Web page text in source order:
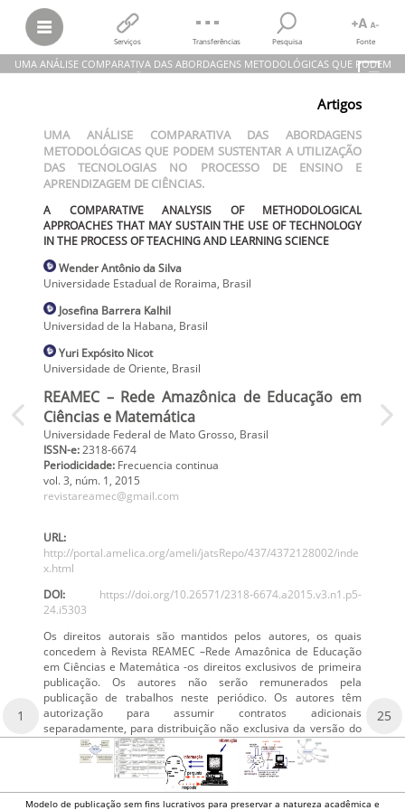
Serviços Transferências Pesquisa Fonte
UMA ANÁLISE COMPARATIVA DAS ABORDAGENS METODOLÓGICAS QUE PODEM
SUSTENTAR A UTILIZAÇÃO DAS TECNOLOGIAS NO PROCESSO DE ENSINO E
Wender Antônio da Silva; Josefina Barrera Kalhil; Yuri Expósito Nicot
UMA ANÁLISE COMPARATIVA DAS ABORDAGENS METODOLÓGICAS
QUE PODEM SUSTENTAR A UTILIZAÇÃO DAS TECNOLOGIAS NO
PROCESSO DE ENSINO E APRENDIZAGEM DE CIÊNCIAS.
A COMPARATIVE ANALYSIS OF METHODOLOGICAL APPROACHES
THAT MAY SUSTAIN THE USE OF TECHNOLOGY IN THE PROCESS OF
TEACHING AND LEARNING SCIENCE
REAMEC – Rede Amazônica de Educação em Ciências e Matemática,
vol.3, núm. 1, 2015
Universidade Federal de Mato Grosso
Artigos
UMA ANÁLISE COMPARATIVA DAS ABORDAGENS
METODOLÓGICAS QUE PODEM SUSTENTAR A UTILIZAÇÃO
DAS TECNOLOGIAS NO PROCESSO DE ENSINO E
APRENDIZAGEM DE CIÊNCIAS.
A COMPARATIVE ANALYSIS OF METHODOLOGICAL
APPROACHES THAT MAY SUSTAIN THE USE OF TECHNOLOGY
IN THE PROCESS OF TEACHING AND LEARNING SCIENCE
Wender Antônioda Silva
Universidade Estadual de Roraima, Brasil
Josefina Barrera Kalhil
Universidad de la Habana, Brasil
Yuri Expósito Nicot
Universidade de Oriente, Brasil
REAMEC – Rede Amazônica de Educação em
Ciências e Matemática
Universidade Federal de Mato Grosso, Brasil
ISSN-e:2318-6674
Periodicidade: Frecuencia continua
vol. 3
, núm. 1, 2015
revistareamec@gmail.com
URL:
http://portal.amelica.org/ameli/jatsRepo/437/4372128002/inde
x.html
DOI: https://doi.org/10.26571/2318-6674.a2015.v3.n1.p5-
24.i5303
Os direitos autorais são mantidos pelos autores, os quais
concedem à Revista REAMEC –Rede Amazônica de Educação
em Ciências e Matemática -os direitos exclusivos de primeira
publicação. Os autores não serão remunerados pela
publicação de trabalhos neste periódico. Os autores têm
autorização para assumir contratos adicionais
separadamente, para distribuição não exclusiva da versão do
1 25
Modelo de publicação sem fins lucrativos para preservar a natureza acadêmica e